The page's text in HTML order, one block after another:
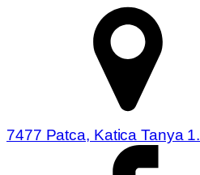
7477 Patca, Katica Tanya 1.